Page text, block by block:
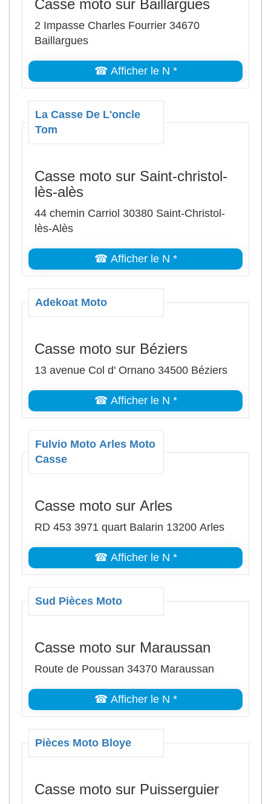
Casse moto sur Baillargues
2 Impasse Charles Fourrier 34670
Baillargues
☎ Afficher le N *
La Casse De L'oncle
Tom
Casse moto sur Saint-christol-
lès-alès
44 chemin Carriol 30380 Saint-Christol-
lès-Alès
☎ Afficher le N *
Adekoat Moto
Casse moto sur Béziers
13 avenue Col d' Ornano 34500 Béziers
☎ Afficher le N *
Fulvio Moto Arles Moto
Casse
Casse moto sur Arles
RD 453 3971 quart Balarin 13200 Arles
☎ Afficher le N *
Sud Pièces Moto
Casse moto sur Maraussan
Route de Poussan 34370 Maraussan
☎ Afficher le N *
Pièces Moto Bloye
Casse moto sur Puisserguier